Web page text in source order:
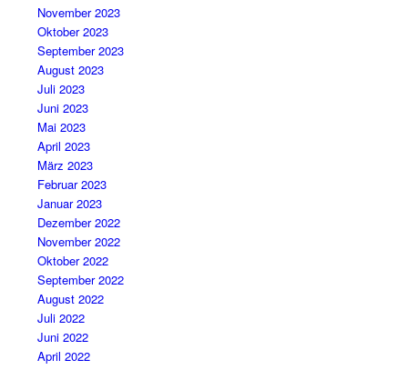
November 2023
Oktober 2023
September 2023
August 2023
Juli 2023
Juni 2023
Mai 2023
April 2023
März 2023
Februar 2023
Januar 2023
Dezember 2022
November 2022
Oktober 2022
September 2022
August 2022
Juli 2022
Juni 2022
April 2022